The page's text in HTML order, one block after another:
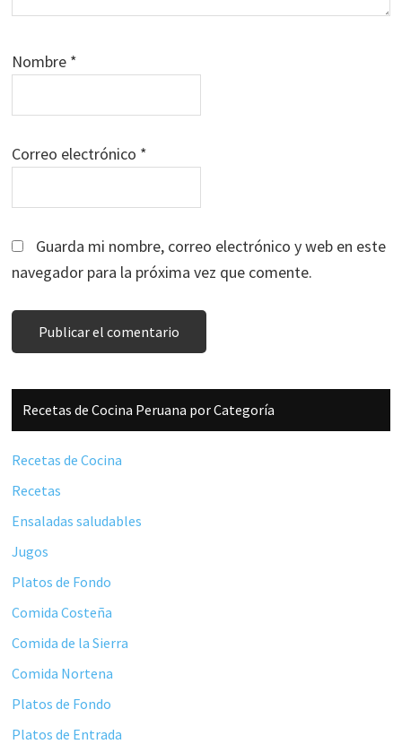
Nombre *
Correo electrónico *
Guarda mi nombre, correo electrónico y web en este
navegador para la próxima vez que comente.
Barra
lateral
principal
Recetas de Cocina Peruana por Categoría
Recetas de Cocina
Recetas
Ensaladas saludables
Jugos
Platos de Fondo
Comida Costeña
Comida de la Sierra
Comida Nortena
Platos de Fondo
Platos de Entrada